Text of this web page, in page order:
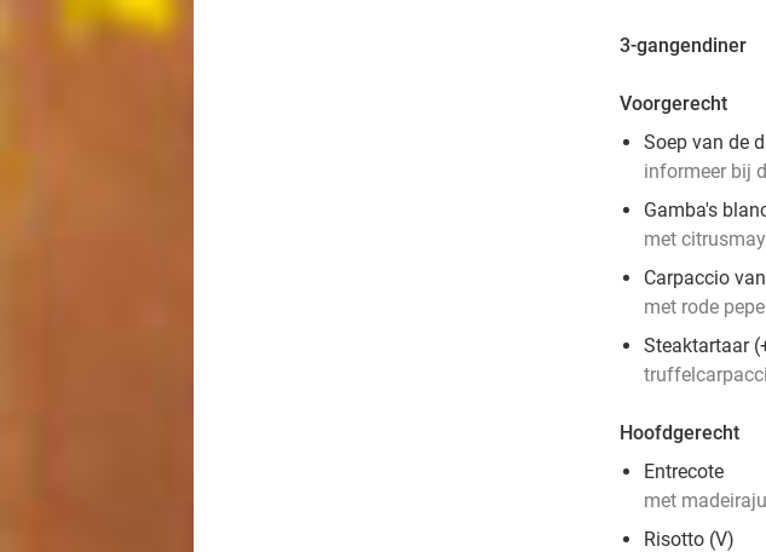
3-gangendiner
Voorgerecht
Soep van de
informeer bij
Gamba's
met
Carpaccio
met rode
Steaktartaar
Hoofdgerecht
Entrecote
met
Risotto (V)